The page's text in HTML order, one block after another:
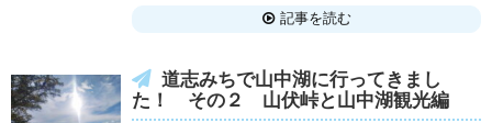
記事を読む
道志みちで山中湖に行ってきまし
た！ その２ 山伏峠と山中湖観光編